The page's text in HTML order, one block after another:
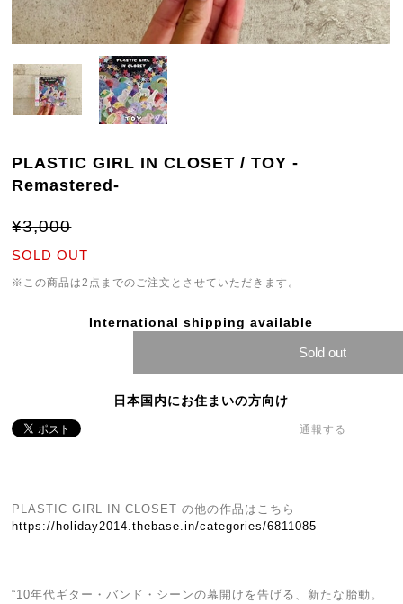
PLASTIC GIRL IN CLOSET / TOY -
Remastered-
¥3,000
SOLD OUT
※この商品は2点までのご注文とさせていただきます。
International shipping available
Sold out
日本国内にお住まいの方向け
通報する
PLASTIC GIRL IN CLOSET の他の作品はこちら
https://holiday2014.thebase.in/categories/6811085
“10年代ギター・バンド・シーンの幕開けを告げる、新たな胎動。